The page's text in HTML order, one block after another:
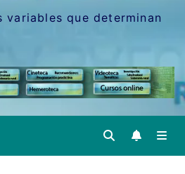
variables que determinan